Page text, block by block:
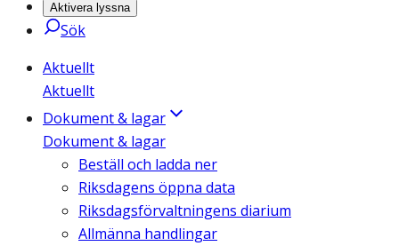
Aktivera lyssna
Sök
Aktuellt
Aktuellt
Dokument & lagar
Dokument & lagar
Beställ och ladda ner
Riksdagens öppna data
Riksdagsförvaltningens diarium
Allmänna handlingar